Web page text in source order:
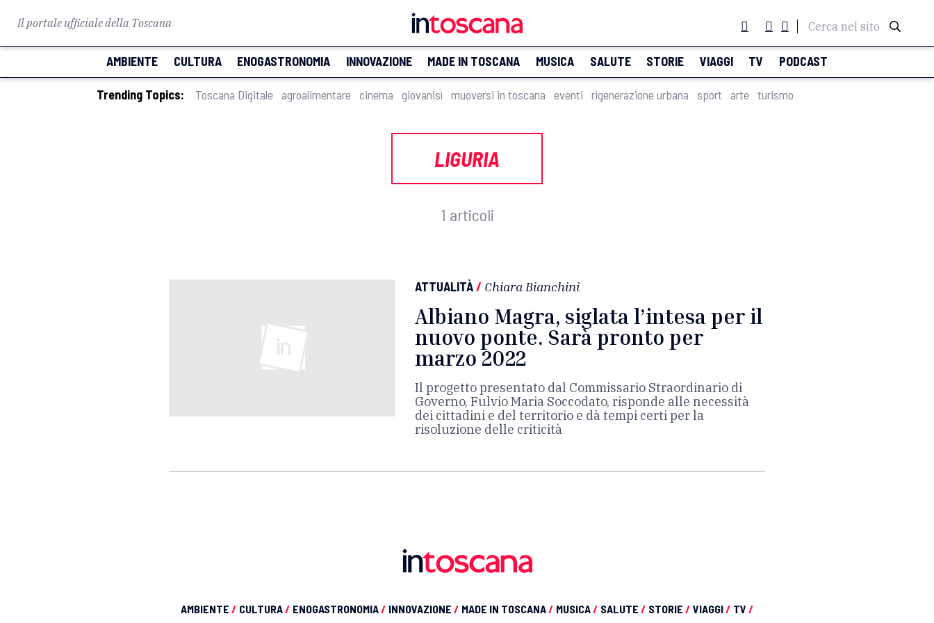
Il portale ufficiale della Toscana Cerca nel sito
AMBIENTE CULTURA ENOGASTRONOMIA INNOVAZIONE MADE IN TOSCANA MUSICA SALUTE STORIE VIAGGI TV PODCAST
Trending Topics: Toscana Digitale agroalimentare cinema giovanisì muoversi in toscana eventi rigenerazione urbana sport arte turismo
LIGURIA
1 articoli
ATTUALITÀ/ Chiara Bianchini
Albiano Magra, siglata l’intesa per il
nuovo ponte. Sarà pronto per
marzo 2022
Il progetto presentato dal Commissario Straordinario di
Governo, Fulvio Maria Soccodato, risponde alle necessità
dei cittadini e del territorio e dà tempi certi per la
risoluzione delle criticità
AMBIENTE / CULTURA/ ENOGASTRONOMIA/ INNOVAZIONE / MADE IN TOSCANA/ MUSICA/ SALUTE / STORIE / VIAGGI/ TV /